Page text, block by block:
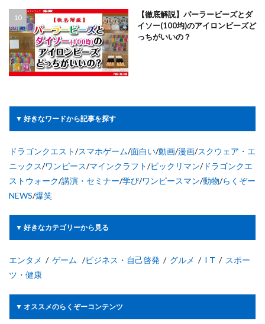
【徹底解説】パーラービーズとダ
イソー(100均)のアイロンビーズど
っちがいいの？
▼ 好きなワードから記事を探す
ドラゴンクエスト/スマホゲーム/面白い/動画/漫画/スクウェア・エ
ニックス/ワンピース/マインクラフト/ビックリマン/ドラゴンクエ
ストウォーク/講演・セミナー/学び/ワンピースマン/動物/らくぞー
NEWS/爆笑
▼ 好きなカテゴリーから見る
エンタメ / ゲーム /ビジネス・自己啓発 / グルメ / I T / スポー
ツ・健康
▼ オススメのらくぞーコンテンツ